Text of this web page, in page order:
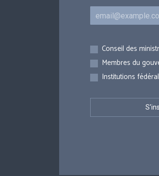
Courriel
Inscriptions
Conseil des
Membres du
Institutions